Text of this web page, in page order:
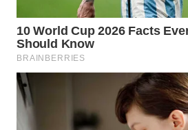
LABUANBAJO
WN
BORNEO
Wahana